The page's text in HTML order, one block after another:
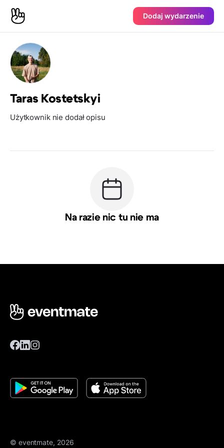
Dodaj wydarzenie
Taras Kostetskyi
Użytkownik nie dodał opisu
Na razie nic tu nie ma
© eventmate, 2026